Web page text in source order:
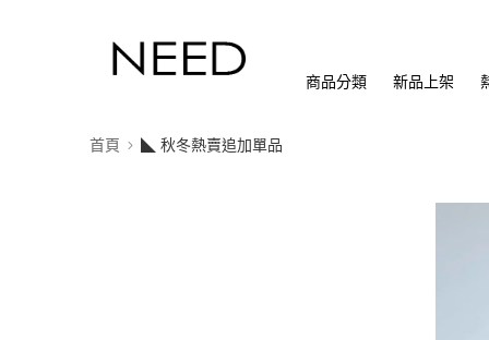
商品分類 新品上架
首頁 ◣ 秋冬熱賣追加單品